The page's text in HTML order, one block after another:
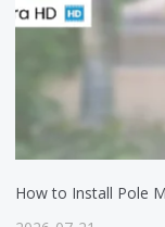
How to Install Pole